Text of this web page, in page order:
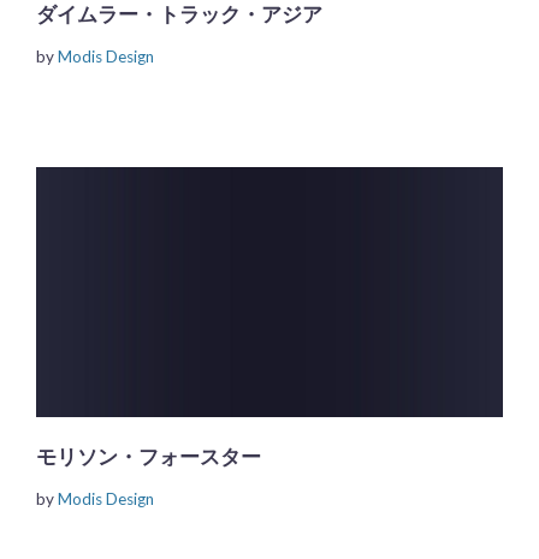
ダイムラー・トラック・アジア
byModis Design
モリソン・フォースター
byModis Design